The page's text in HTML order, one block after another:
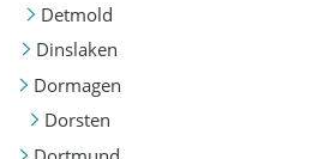
Detmold
Dinslaken
Dormagen
Dorsten